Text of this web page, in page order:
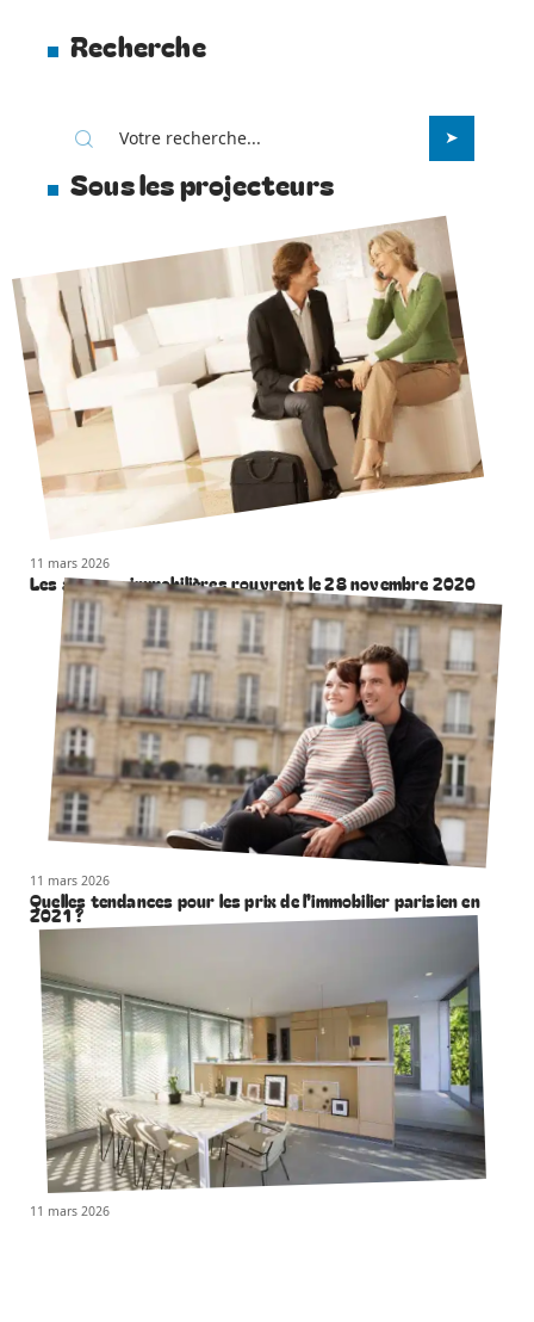
Recherche
Sous les projecteurs
11 mars 2026
Les agences immobilières rouvrent le 28 novembre 2020
11 mars 2026
Quelles tendances pour les prix de l’immobilier parisien en
2021 ?
11 mars 2026